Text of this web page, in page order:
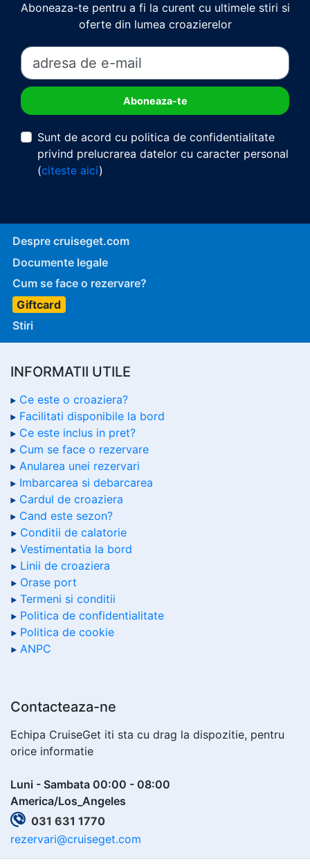
Aboneaza-te pentru a fi la curent cu ultimele stiri si
oferte din lumea croazierelor
Sunt de acord cu politica de confidentialitate
privind prelucrarea datelor cu caracter personal
(citeste aici)
Despre cruiseget.com
Documente legale
Cum se face o rezervare?
Giftcard
Stiri
INFORMATII UTILE
Ce este o croaziera?
Facilitati disponibile la bord
Ce este inclus in pret?
Cum se face o rezervare
Anularea unei rezervari
Imbarcarea si debarcarea
Cardul de croaziera
Cand este sezon?
Conditii de calatorie
Vestimentatia la bord
Linii de croaziera
Orase port
Termeni si conditii
Politica de confidentialitate
Politica de cookie
ANPC
Contacteaza-ne
Echipa CruiseGet iti sta cu drag la dispozitie, pentru
orice informatie
Luni - Sambata 00:00 - 08:00
America/Los_Angeles
031 631 1770
rezervari@cruiseget.com